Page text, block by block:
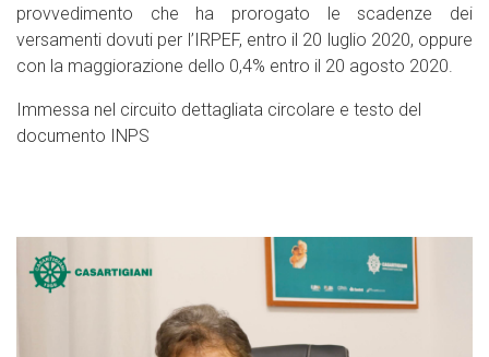
provvedimento che ha prorogato le scadenze dei
versamenti dovuti per l’IRPEF, entro il 20 luglio 2020, oppure
con la maggiorazione dello 0,4% entro il 20 agosto 2020.
Immessa nel circuito dettagliata circolare e testo del
documento INPS